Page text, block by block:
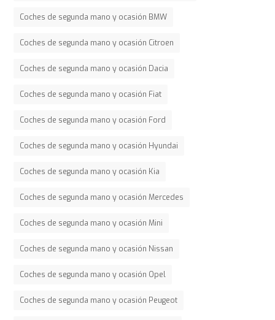
Coches de segunda mano y ocasión BMW
Coches de segunda mano y ocasión Citroen
Coches de segunda mano y ocasión Dacia
Coches de segunda mano y ocasión Fiat
Coches de segunda mano y ocasión Ford
Coches de segunda mano y ocasión Hyundai
Coches de segunda mano y ocasión Kia
Coches de segunda mano y ocasión Mercedes
Coches de segunda mano y ocasión Mini
Coches de segunda mano y ocasión Nissan
Coches de segunda mano y ocasión Opel
Coches de segunda mano y ocasión Peugeot